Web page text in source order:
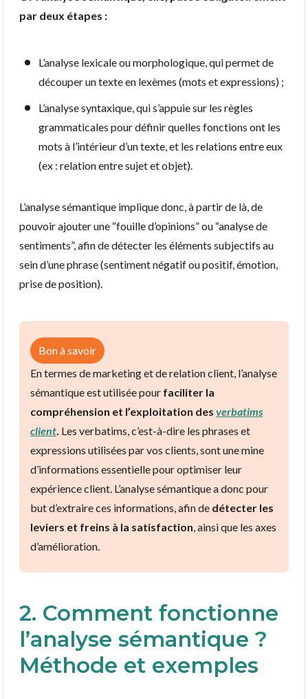
par deux étapes :
L’analyse lexicale ou morphologique, qui permet de
découper un texte en lexèmes (mots et expressions) ;
L’analyse syntaxique, qui s’appuie sur les règles
grammaticales pour définir quelles fonctions ont les
mots à l’intérieur d’un texte, et les relations entre eux
(ex : relation entre sujet et objet).
L’analyse sémantique implique donc, à partir de là, de
pouvoir ajouter une “fouille d’opinions” ou “analyse de
sentiments”, afin de détecter les éléments subjectifs au
sein d’une phrase (sentiment négatif ou positif, émotion,
prise de position).
Bon à savoir
En termes de marketing et de relation client, l’analyse
sémantique est utilisée pour faciliter la
compréhension et l’exploitation des verbatims
client Les verbatims, c’est-à-dire les phrases et
expressions utilisées par vos clients, sont une mine
d’informations essentielle pour optimiser leur
expérience client. L’analyse sémantique a donc pour
but d’extraire ces informations, afin de détecter les
leviers et freins à la satisfaction , ainsi que les axes
d’amélioration.
2. Comment fonctionne
l’analyse sémantique ?
Méthode et exemples